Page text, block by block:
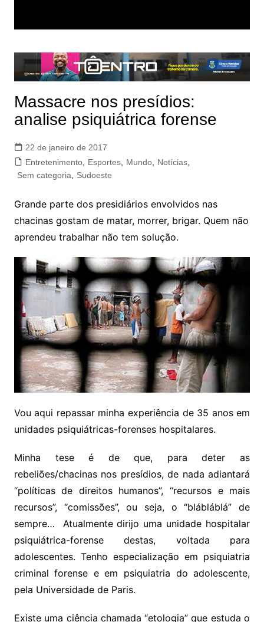
Massacre nos presídios:
analise psiquiátrica forense
22 de janeiro de 2017
Entretenimento, Esportes, Mundo, Notícias,
Sem categoria, Sudoeste
Grande parte dos presidiários envolvidos nas
chacinas gostam de matar, morrer, brigar. Quem não
aprendeu trabalhar não tem solução.
Vou aqui repassar minha experiência de 35 anos em
unidades psiquiátricas-forenses hospitalares.
Minha tese é de que, para deter as
rebeliões/chacinas nos presídios, de nada adiantará
“políticas de direitos humanos”, “recursos e mais
recursos”, “comissões”, ou seja, o “blábláblá” de
sempre… Atualmente dirijo uma unidade hospitalar
psiquiátrica-forense destas, voltada para
adolescentes. Tenho especialização em psiquiatria
criminal forense e em psiquiatria do adolescente,
pela Universidade de Paris.
Existe uma ciência chamada “etologia” que estuda o